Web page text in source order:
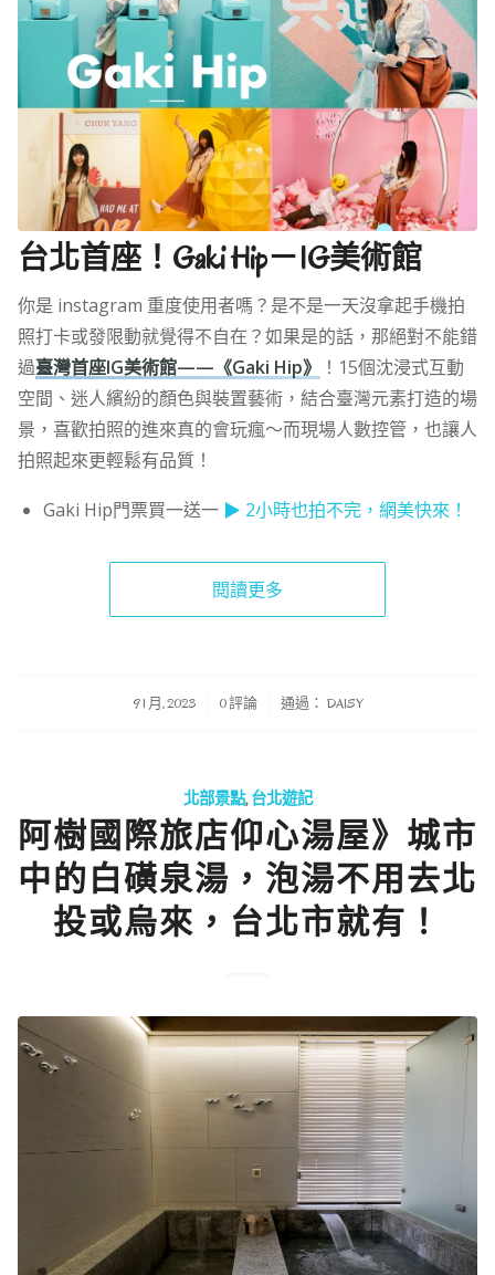
台北首座！Gaki Hip－IG美術館
你是 instagram 重度使用者嗎？是不是一天沒拿起手機拍
照打卡或發限動就覺得不自在？如果是的話，那絕對不能錯
過臺灣首座IG美術館——《Gaki Hip》
！15個沈浸式互動
空間、迷人繽紛的顏色與裝置藝術，結合臺灣元素打造的場
景，喜歡拍照的進來真的會玩瘋～而現場人數控管，也讓人
拍照起來更輕鬆有品質！
Gaki Hip門票買一送一 ▶ 2小時也拍不完，網美快來！
閱讀更多
9 1 月, 2023
/ 0 評論 通過： DAISY
北部景點,台北遊記
阿樹國際旅店仰心湯屋》城市
中的白磺泉湯，泡湯不用去北
投或烏來，台北市就有！